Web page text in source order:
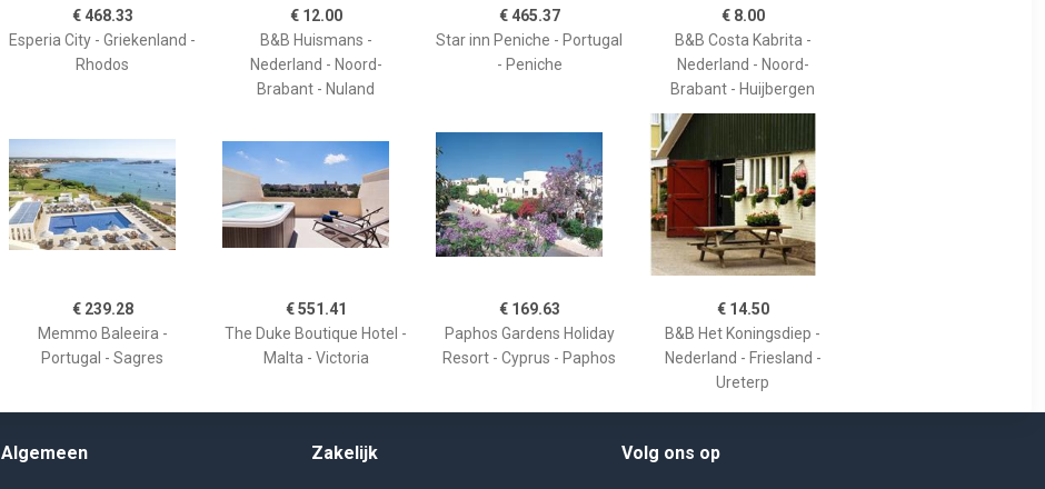
€ 468.33
Esperia City - Griekenland -
Rhodos
€ 12.00
B&B Huismans -
Nederland - Noord-
Brabant - Nuland
€ 465.37
Star inn Peniche - Portugal
- Peniche
€ 8.00
B&B Costa Kabrita -
Nederland - Noord-
Brabant - Huijbergen
€ 239.28
Memmo Baleeira -
Portugal - Sagres
€ 551.41
The Duke Boutique Hotel -
Malta - Victoria
€ 169.63
Paphos Gardens Holiday
Resort - Cyprus - Paphos
€ 14.50
B&B Het Koningsdiep -
Nederland - Friesland -
Ureterp
Algemeen Zakelijk Volg ons op